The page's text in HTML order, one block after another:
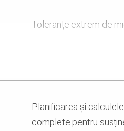
Toleranțe extrem de
Planificarea și
complete pentru